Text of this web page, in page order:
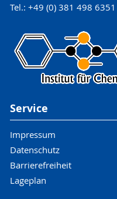
Tel.: +49 (0) 381 498 6351
Service
Impressum
Datenschutz
Barrierefreiheit
Lageplan